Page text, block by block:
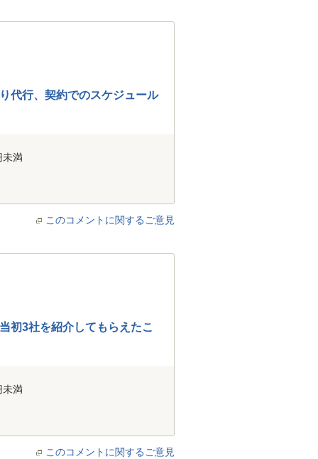
代行、契約でのスケジュール
未満
このコメントに関するご意見
初3社を紹介してもらえたこ
未満
このコメントに関するご意見